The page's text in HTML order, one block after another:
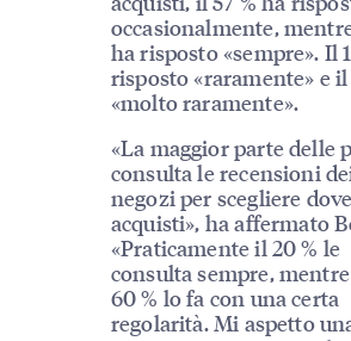
occasionalmente,
ha risposto «sempre». Il
risposto «raramente» e il
«molto raramente».
«La maggior parte delle
consulta le recensioni
negozi per scegliere
acquisti», ha affermato
«Praticamente il 20 % le
consulta sempre,
60 % lo fa con una certa
regolarità. Mi aspetto